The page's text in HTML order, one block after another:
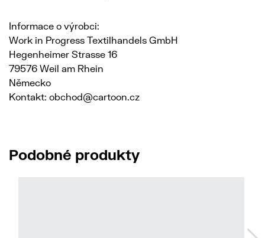
Informace o výrobci:
Work in Progress Textilhandels GmbH
Hegenheimer Strasse 16
79576 Weil am Rhein
Německo
Kontakt: obchod@cartoon.cz
Podobné produkty